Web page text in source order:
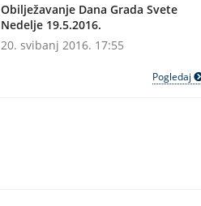
Obilježavanje Dana Grada Svete
Nedelje 19.5.2016.
20. svibanj 2016. 17:55
Pogledaj